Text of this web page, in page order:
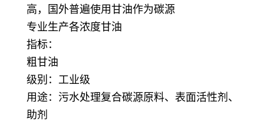
高，国外普遍使用甘油作为碳源
专业生产各浓度甘油
指标：
粗甘油
级别：工业级
用途：污水处理复合碳源原料、表面活性剂、
助剂